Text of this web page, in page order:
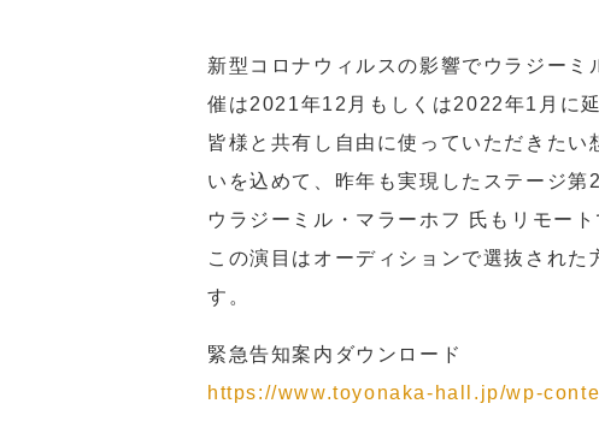
新型コロナウィルスの影響でウラジー
催は2021年12月もしくは2022年1月に
皆様と共有し自由に使っていただきた
いを込めて、昨年も実現したステージ
ウラジーミル・マラーホフ 氏もリモー
この演目はオーディションで選抜され
す。
緊急告知案内ダウンロード
https://www.toyonaka-hall.jp/wp-